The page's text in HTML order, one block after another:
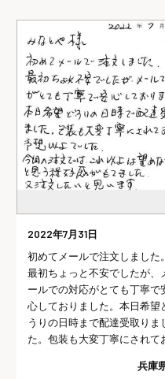
2022年7月29日
会社を退職する時にみな
んの七福にゃんべいと文
おせんべいを配り、皆さ
「カワイイね、どこで頼
の？今度使ってみようか
言っていただけました。
いしたのですが、物だけ
神奈